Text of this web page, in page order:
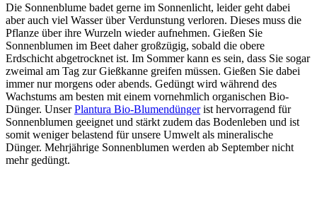
Die Sonnenblume badet gerne im Sonnenlicht, leider geht dabei
aber auch viel Wasser über Verdunstung verloren. Dieses muss die
Pflanze über ihre Wurzeln wieder aufnehmen. Gießen Sie
Sonnenblumen im Beet daher großzügig, sobald die obere
Erdschicht abgetrocknet ist. Im Sommer kann es sein, dass Sie sogar
zweimal am Tag zur Gießkanne greifen müssen. Gießen Sie dabei
immer nur morgens oder abends. Gedüngt wird während des
Wachstums am besten mit einem vornehmlich organischen Bio-
Dünger. UnserPlantura Bio-Blumendüngerist hervorragend für
Sonnenblumen geeignet und stärkt zudem das Bodenleben und ist
somit weniger belastend für unsere Umwelt als mineralische
Dünger. Mehrjährige Sonnenblumen werden ab September nicht
mehr gedüngt.